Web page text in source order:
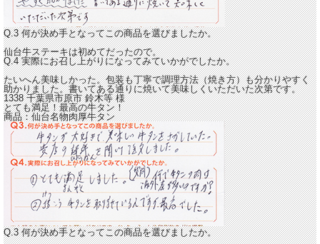
Q.3 何が決め手となってこの商品を選びましたか。
仙台牛ステーキは初めてだったので。
Q.4 実際にお召し上がりになってみていかがでしたか。
たいへん美味しかった。包装も丁寧で調理方法（焼き方）も分かりやすく
助かりました。書いてある通りに焼いて美味しくいただいた次第です。
1338 千葉県市原市鈴木等様
とても満足！最高の牛タン！
商品：仙台名物肉厚牛タン
Q.3 何が決め手となってこの商品を選びましたか。